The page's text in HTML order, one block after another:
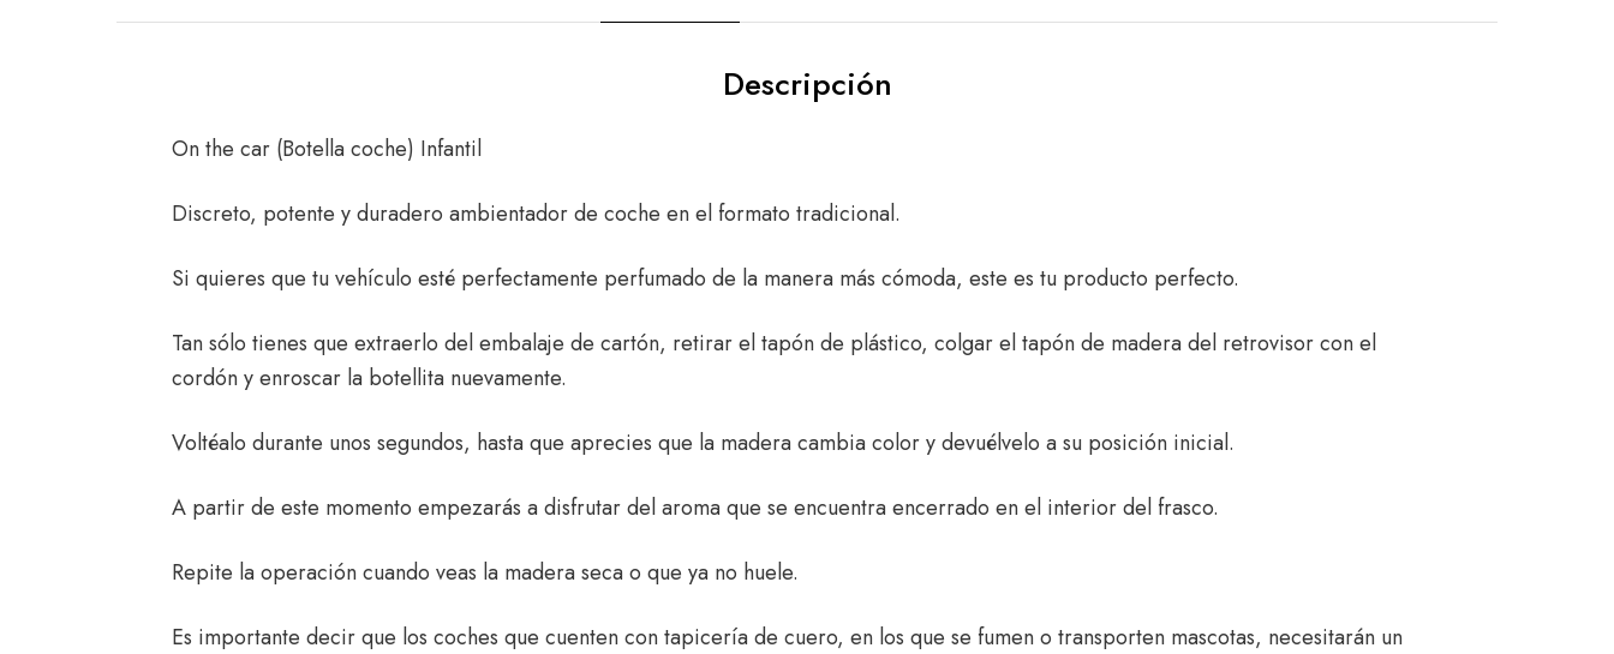
Descripción
On the car (Botella coche) Infantil
Discreto, potente y duradero ambientador de coche en el formato tradicional.
Si quieres que tu vehículo esté perfectamente perfumado de la manera más cómoda, este es tu producto perfecto.
Tan sólo tienes que extraerlo del embalaje de cartón, retirar el tapón de plástico, colgar el tapón de madera del retrovisor con el
cordón y enroscar la botellita nuevamente.
Voltéalo durante unos segundos, hasta que aprecies que la madera cambia color y devuélvelo a su posición inicial.
A partir de este momento empezarás a disfrutar del aroma que se encuentra encerrado en el interior del frasco.
Repite la operación cuando veas la madera seca o que ya no huele.
Es importante decir que los coches que cuenten con tapicería de cuero, en los que se fumen o transporten mascotas, necesitarán un